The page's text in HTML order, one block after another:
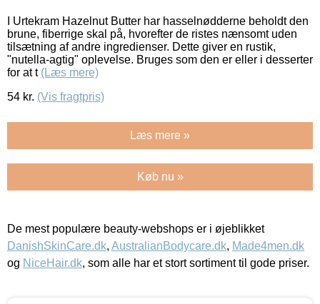
I Urtekram Hazelnut Butter har hasselnødderne beholdt den
brune, fiberrige skal på, hvorefter de ristes nænsomt uden
tilsætning af andre ingredienser. Dette giver en rustik,
"nutella-agtig" oplevelse. Bruges som den er eller i desserter
for at t (Læs mere)
54 kr. (Vis fragtpris)
Læs mere »
Køb nu »
De mest populære beauty-webshops er i øjeblikket
DanishSkinCare.dk, AustralianBodycare.dk, Made4men.dk
og NiceHair.dk, som alle har et stort sortiment til gode priser.